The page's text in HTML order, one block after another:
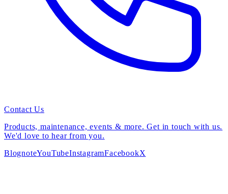
Contact Us
Products, maintenance, events & more. Get in touch with us.
We'd love to hear from you.
BlognoteYouTubeInstagramFacebookX